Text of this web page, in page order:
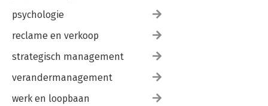
psychologie
reclame en verkoop
strategisch management
verandermanagement
werk en loopbaan